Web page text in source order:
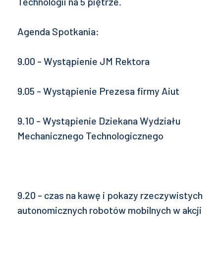
Agenda Spotkania:
9.00 - Wystąpienie JM Rektora
9.05 - Wystąpienie Prezesa firmy Aiut
9.10 - Wystąpienie Dziekana Wydziału
Mechanicznego Technologicznego
9.20 - czas na kawę i pokazy rzeczywistych
autonomicznych robotów mobilnych w akcji